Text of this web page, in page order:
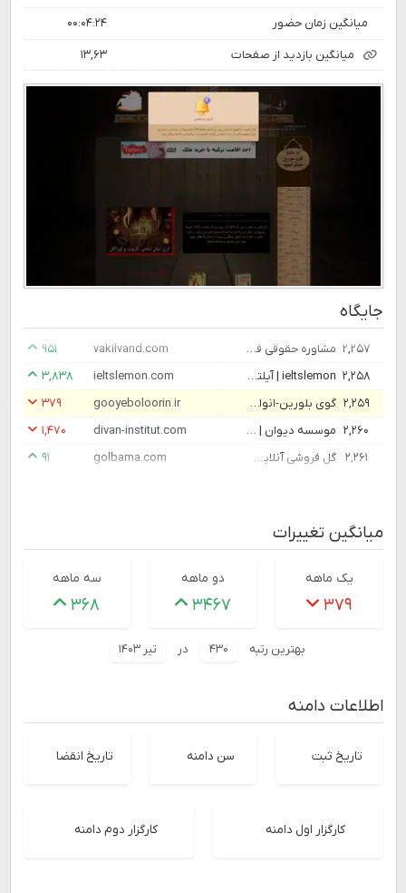
میانگین زمان حضور ۰۰:۰۴:۲۴
میانگین بازدید از صفحات ۱۳,۶۳
جایگاه
۲,۲۵۷ مشاوره حقوقی فوری با وکیل پایه یک | وکیل‌وند – پاسخ سریع، دقیق و 24 ساعته vakilvand.com
۹۵۱
۲,۲۵۸
ieltslemon | آیلتس لمون - تمرین آنلاین آیلتس ieltslemon.com
۳,۸۳۸
۲,۲۵۹
گوی بلورین-انواع فال و سرگرمی و طالع بینی gooyeboloorin.ir
۳۷۹
۲,۲۶۰
موسسه دیوان | آموزشگاه زبان آلمانی دیوان | موسسه آموزش زبان آلمانی دیوان | Divan Institut divan-institut.com
۱,۴۷۰
۲,۲۶۱
گل فروشی آنلاین | سفارش آنلاین انواع گل و گیاه با ارسال فوری - گل باما golbama.com ۹۱
میانگین تغییرات
یک ماهه
۳۷۹
دو ماهه
۳۴۶۷
سه ماهه
۳۶۸
بهترین رتبه ۴۳۰ در تیر ۱۴۰۳
اطلاعات دامنه
تاریخ ثبت سن دامنه تاریخ انقضا
کارگزار اول دامنه کارگزار دوم دامنه